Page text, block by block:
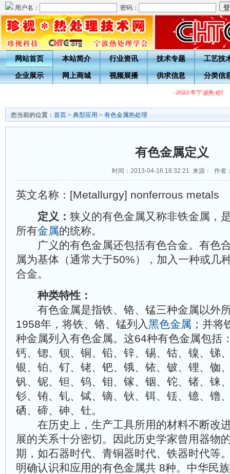
用户名： 密码：
网站首页 本站简介 行业资讯 技术专题 工艺技
企业展示 网上商城 视频展播 供求信息 分类信
2022年宁波热处理
您当前的位置： 首页 > 典型应用 > 有色金属热处理
有色金属定义
时间：2013-04-16 18:32:21 来源： 作者
英文名称：[Metallurgy] nonferrous metals
定义： 狭义的有色金属又称非铁金属，
所有金属的统称。
广义的有色金属还包括有色合金。有色
属为基体（通常大于50%），加入一种或几
合金。
种类特性：
有色金属是指铁、铬、锰三种金属以外
1958年，将铁、铬、锰列入黑色金属 ；并
种金属列入有色金属。这64种有色金属包括
钙、锶、钡、铜、铅、锌、锡、钴、镍、锑
银、铂、钌、铑、钯、锇、铱、铍、锂、铷
钒、铌、钽、钨、钼、镓、铟、铊、锗、铼
钐、铕、钆、铽、镝、钬、铒、铥、镱、镥
硒、碲、砷、钍。
在历史上，生产工具所用的材料不断改
展的关系十分密切。因此历史学家曾用器物
期，如石器时代、青铜器时代、铁器时代等
明确认识和应用的有色金属共 8种。中华民